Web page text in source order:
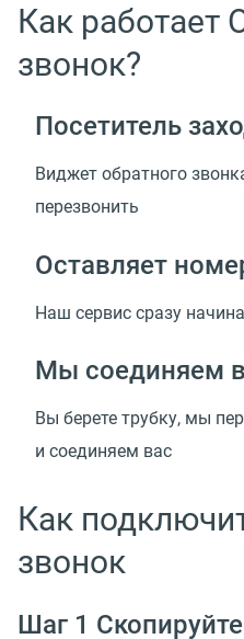
Как работает
звонок?
Посетитель
Виджет обратного
перезвонить
Оставляет
Наш сервис сразу
Мы соединяем
Вы берете трубку, мы
и соединяем вас
Как
звонок
Шаг 1